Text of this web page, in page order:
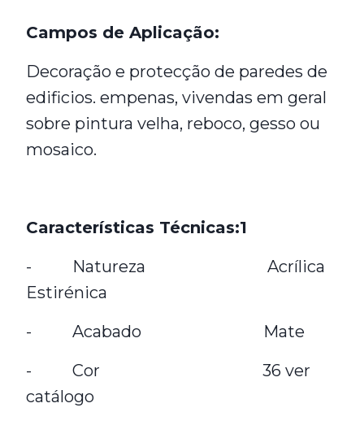
Campos de Aplicação:
Decoração e protecção de paredes de
edificios. empenas, vivendas em geral
sobre pintura velha, reboco, gesso ou
mosaico.
Características Técnicas:1
- Natureza Acrílica
Estirénica
- Acabado Mate
- Cor 36 ver
catálogo